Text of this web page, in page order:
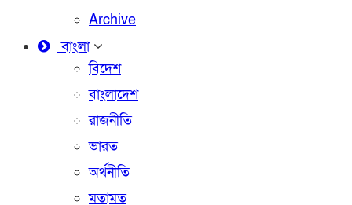
Archive
বাংলা
বিদেশ
বাংলাদেশ
রাজনীতি
ভারত
অর্থনীতি
মতামত